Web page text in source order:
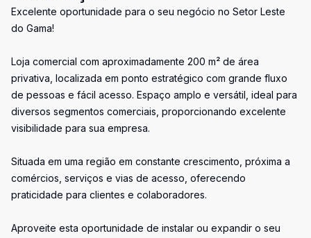
Excelente oportunidade para o seu negócio no Setor Leste
do Gama!
Loja comercial com aproximadamente 200 m² de área
privativa, localizada em ponto estratégico com grande fluxo
de pessoas e fácil acesso. Espaço amplo e versátil, ideal para
diversos segmentos comerciais, proporcionando excelente
visibilidade para sua empresa.
Situada em uma região em constante crescimento, próxima a
comércios, serviços e vias de acesso, oferecendo
praticidade para clientes e colaboradores.
Aproveite esta oportunidade de instalar ou expandir o seu